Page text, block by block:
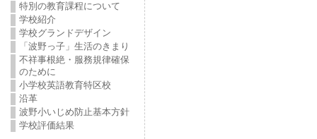
特別の教育課程について
学校紹介
学校グランドデザイン
「波野っ子」生活のきまり
不祥事根絶・服務規律確保
のために
小学校英語教育特区校
沿革
波野小いじめ防止基本方針
学校評価結果